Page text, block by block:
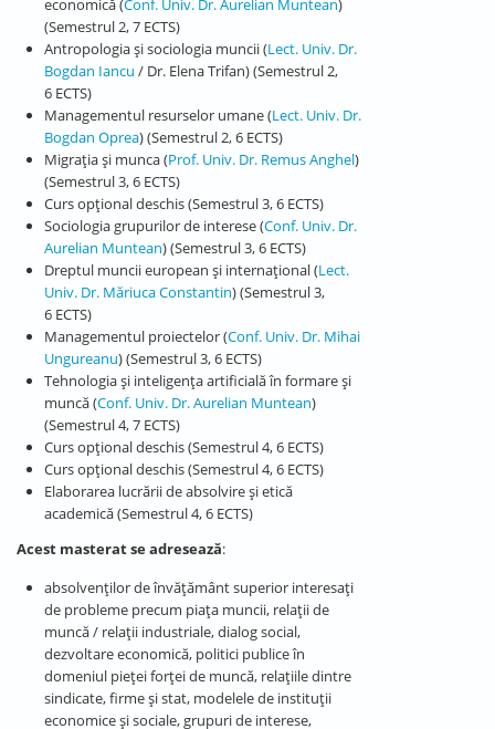
economică (Conf. Univ. Dr. Aurelian Muntean)
(Semestrul 2, 7 ECTS)
Antropologia și sociologia muncii (Lect. Univ. Dr.
Bogdan Iancu / Dr. Elena Trifan) (Semestrul 2,
6 ECTS)
Managementul resurselor umane (Lect. Univ. Dr.
Bogdan Oprea) (Semestrul 2, 6 ECTS)
Migrația și munca (Prof. Univ. Dr. Remus Anghel)
(Semestrul 3, 6 ECTS)
Curs opțional deschis (Semestrul 3, 6 ECTS)
Sociologia grupurilor de interese (Conf. Univ. Dr.
Aurelian Muntean) (Semestrul 3, 6 ECTS)
Dreptul muncii european și internațional (Lect.
Univ. Dr. Măriuca Constantin) (Semestrul 3,
6 ECTS)
Managementul proiectelor (Conf. Univ. Dr. Mihai
Ungureanu) (Semestrul 3, 6 ECTS)
Tehnologia și inteligența artificială în formare și
muncă (Conf. Univ. Dr. Aurelian Muntean)
(Semestrul 4, 7 ECTS)
Curs opțional deschis (Semestrul 4, 6 ECTS)
Curs opțional deschis (Semestrul 4, 6 ECTS)
Elaborarea lucrării de absolvire și etică
academică (Semestrul 4, 6 ECTS)
Acest masterat se adresează:
absolvenților de învățământ superior interesați
de probleme precum piața muncii, relații de
muncă / relații industriale, dialog social,
dezvoltare economică, politici publice în
domeniul pieței forței de muncă, relațiile dintre
sindicate, firme și stat, modelele de instituții
economice și sociale, grupuri de interese,